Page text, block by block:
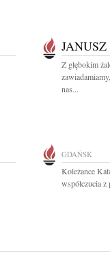
Z głębokim
nas...
GDAŃSK
Koleżance
współczucia